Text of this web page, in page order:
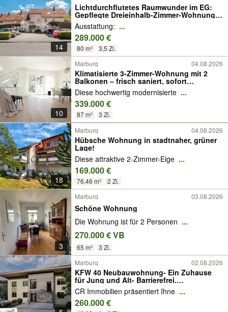
14
Lichtdurchflutetes Raumwunder im EG:
Gepflegte Dreieinhalb-Zimmer-Wohnung
mit Terrasse und Carport
Ausstattung: ...
289.000 €
80 m² 3,5 Zi.
10
Marburg 04.08.2026
Klimatisierte 3-Zimmer-Wohnung mit 2
Balkonen – frisch saniert, sofort
bezugsfrei, provisionsfrei
Diese hochwertig modernisierte ...
339.000 €
87 m² 3 Zi.
18
Marburg 04.08.2026
Hübsche Wohnung in stadtnaher, grüner
Lage!
Diese attraktive 2-Zimmer-Eige ...
169.000 €
76,46 m² 2 Zi.
3
Marburg 03.08.2026
Schöne Wohnung
Die Wohnung ist für 2 Personen ...
270.000 € VB
65 m² 3 Zi.
Marburg 02.08.2026
KFW 40 Neubauwohnung- Ein Zuhause
für Jung und Alt- Barrierefrei.
Energieeffizient. Zukunftssicher
CR Immobilien präsentiert Ihne ...
260.000 €